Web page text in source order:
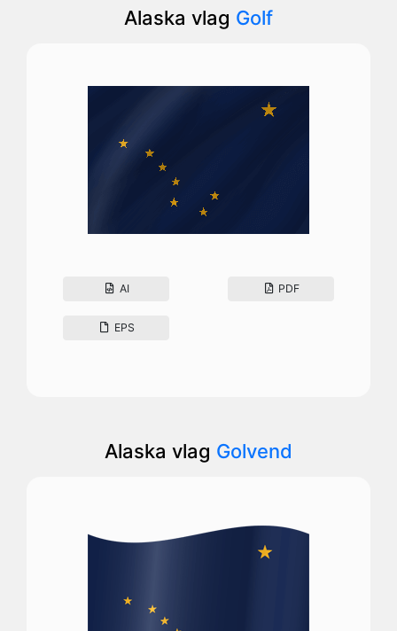
Alaska vlag Golf
AI PDF
EPS
Alaska vlag Golvend